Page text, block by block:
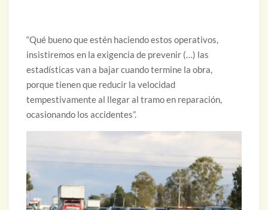
“Qué bueno que estén haciendo estos operativos,
insistiremos en la exigencia de prevenir (…) las
estadísticas van a bajar cuando termine la obra,
porque tienen que reducir la velocidad
tempestivamente al llegar al tramo en reparación,
ocasionando los accidentes”.